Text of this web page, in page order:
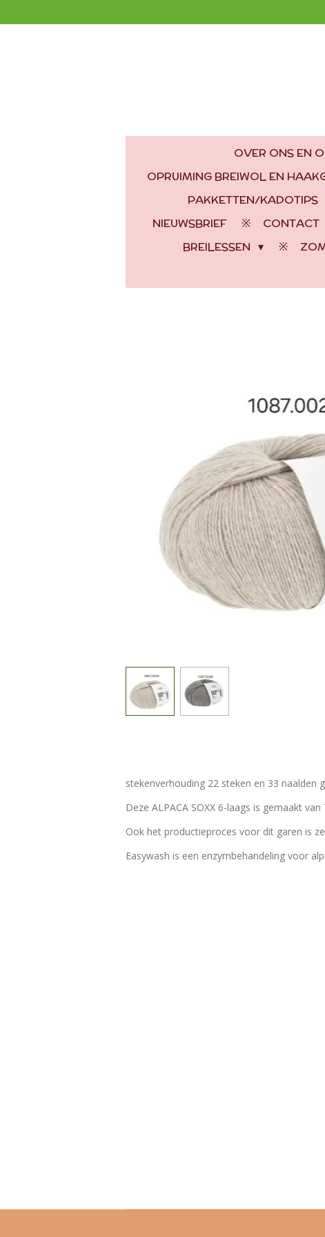
direct
OVER ONS EN
OPRUIMING BREIWOL EN
PAKKETTEN/KADOTIPS
NIEUWSBRIEF
CONTACT
BREILESSEN
stekenverhouding 22 steken en 33 naalden
Deze ALPACA SOXX 6-laags is gemaakt
Ook het productieproces voor dit garen is
Easywash is een enzymbehandeling voor